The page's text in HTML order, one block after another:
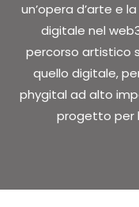
un’opera d’arte e
digitale nel
percorso artistico
quello digitale,
phygital ad alto
progetto per